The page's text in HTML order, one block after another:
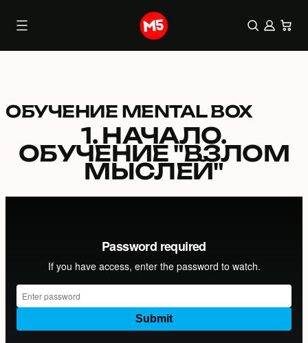
(0)
0
ОБУЧЕНИЕ MENTAL BOX
1. НАЧАЛО.
ОБУЧЕНИЕ "ВЗЛОМ
МЫСЛЕЙ"